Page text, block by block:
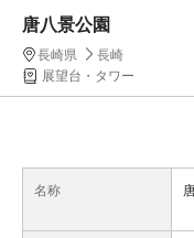
唐八景公園
長崎県
長崎
展望台・タワー
名称